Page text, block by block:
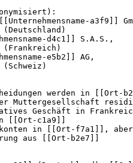
a3f9]]
d4c1]] S.A.S.,
e5b2]] AG,
(Schweiz)
werden in [[Ort-
Muttergesellschaft
Geschäft in
[[Ort-c1a9]]
in [[Ort-f7a1]], aber
aus [[Ort-b2e7]]